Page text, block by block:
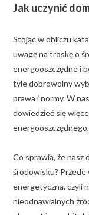
Jak uczynić
Stojąc w obliczu
uwagę na troskę o
energooszczędne i
tyle dobrowolny
prawa i normy. W
dowiedzieć się
Co sprawia, że nasz
środowisku?
energetyczna, czyli
nieodnawialnych